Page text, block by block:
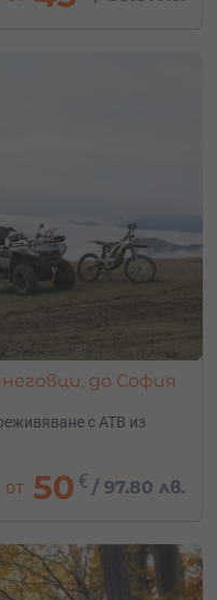
до София
с АТВ из
от 50 € / 97.80 лв.